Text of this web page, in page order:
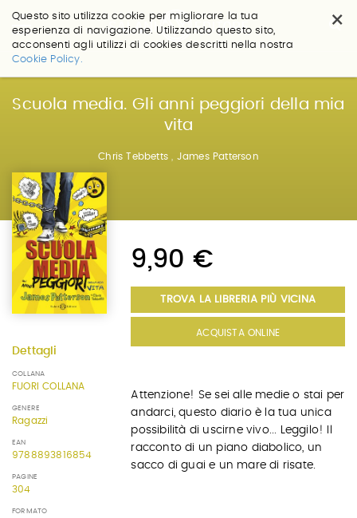
×
Questo sito utilizza cookie per migliorare la tua
esperienza di navigazione. Utilizzando questo sito,
acconsenti agli utilizzi di cookies descritti nella nostra
Cookie Policy.
Salta
|
Salta
Scuola media. Gli anni peggiori della mia
vita
Chris Tebbetts James Patterson
Dettagli
COLLANA
FUORI COLLANA
GENERE
Ragazzi
EAN
9788893816854
PAGINE
304
FORMATO
9,90 €
TROVA LA LIBRERIA PIÙ VICINA
ACQUISTA ONLINE
Attenzione! Se sei alle medie o stai per
andarci, questo diario è la tua unica
possibilità di uscirne vivo... Leggilo! Il
racconto di un piano diabolico, un
sacco di guai e un mare di risate.